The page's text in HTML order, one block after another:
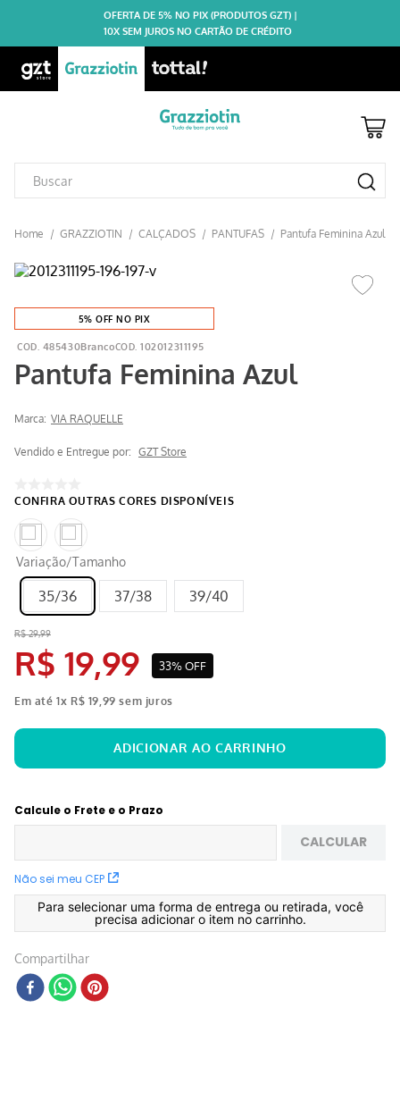
OFERTA DE 5% NO PIX (PRODUTOS GZT) |
10X SEM JUROS NO CARTÃO DE CRÉDITO
GRAZZIOTIN CALÇADOS PANTUFAS Pantufa Feminina Azul
5% OFF NO PIX
485430Branco 102012311195
Pantufa Feminina Azul
Marca: VIA RAQUELLE
Vendido e Entregue por: GZT Store
Variação/Tamanho
35/36 37/38 39/40
R$ 29,99
R$ 19,99 33%OFF
Em até1x R$ 19 99 sem juros
Calcule o Frete e o Prazo
Não sei meu CEP
CALCULAR
Para selecionar uma forma de entrega ou retirada, você
precisa adicionar o item no carrinho.
Compartilhar